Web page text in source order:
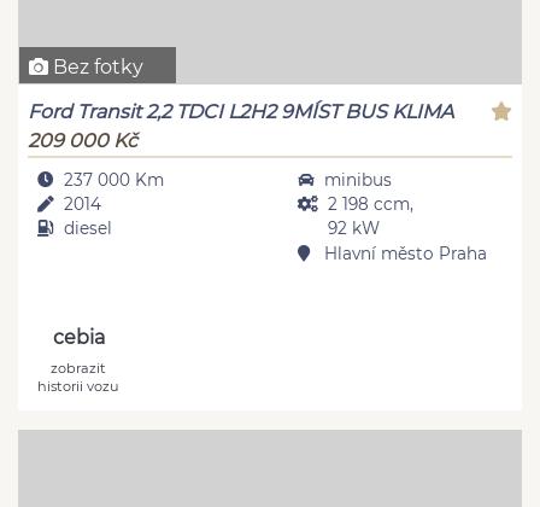
Bez fotky
Ford Transit 2,2 TDCI L2H2 9MÍST BUS KLIMA
209 000 Kč
237 000 Km
2014
diesel
minibus
2 198 ccm,
92 kW
Hlavní město Praha
cebia
zobrazit
historii vozu